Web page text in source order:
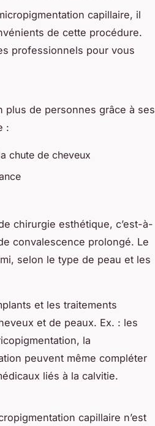
capillaire, il
de cette procédure.
professionnels pour vous
plus de personnes grâce à ses
:
chute de cheveux
chirurgie esthétique, c’est-à-
convalescence prolongé. Le
selon le type de peau et les
et les traitements
et de peaux. Ex. : les
la
peuvent même compléter
liés à la calvitie.
capillaire n’est